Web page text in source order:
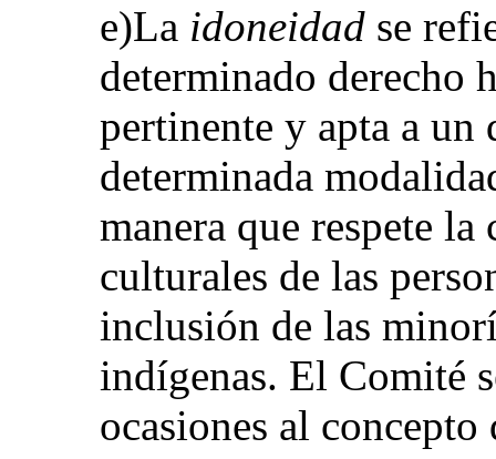
e)La idoneidad se
determinado derecho
pertinente y apta a un
determinada
manera que respete
culturales de las
inclusión de las
indígenas. El Comité
ocasiones al